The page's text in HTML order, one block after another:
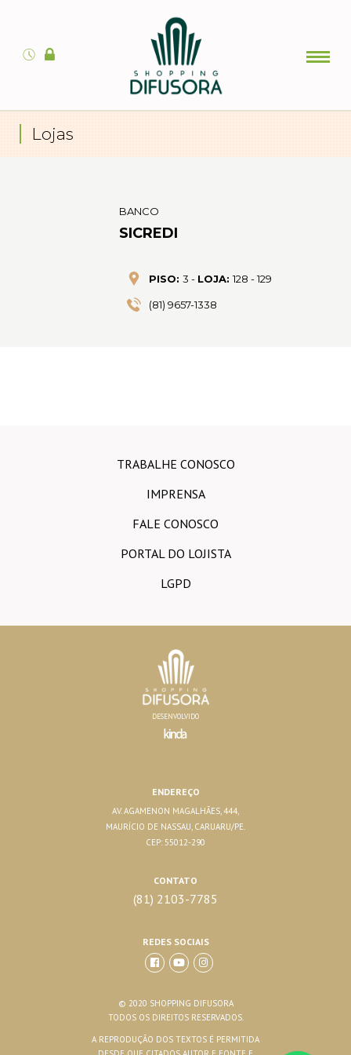
Lojas
BANCO
SICREDI
PISO: 3 - LOJA:128 - 129
(81) 9657-1338
TRABALHE CONOSCO
IMPRENSA
FALE CONOSCO
PORTAL DO LOJISTA
LGPD
DESENVOLVIDO
ENDEREÇO
AV. AGAMENON MAGALHÃES, 444,
MAURÍCIO DE NASSAU, CARUARU/PE.
CEP: 55012-290
CONTATO
(81) 2103-7785
REDES SOCIAIS
© 2020 SHOPPING DIFUSORA
TODOS OS DIREITOS RESERVADOS.
A REPRODUÇÃO DOS TEXTOS É PERMITIDA